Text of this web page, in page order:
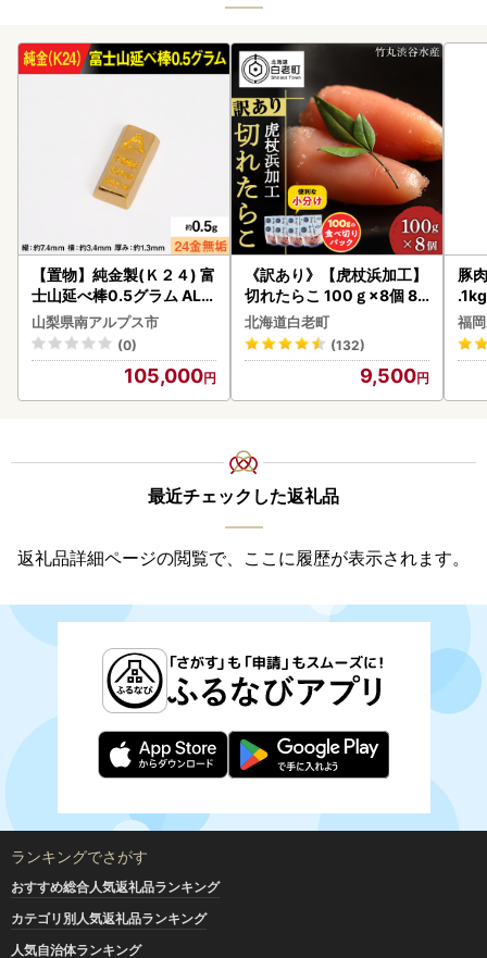
【置物】純金製(Ｋ２４) 富
士山延べ棒0.5グラム ALP
BK181
山梨県南アルプス市
(0)
105,000
《訳あり》【虎杖浜加工】
切れたらこ 100ｇ×8個 80
0g AK081
北海道白老町
(132)
9,500
豚
福
最近チェックした返礼品
返礼品詳細ページの閲覧で、ここに履歴が表示されます。
ランキングでさがす
おすすめ総合人気返礼品ランキング
カテゴリ別人気返礼品ランキング
人気自治体ランキング